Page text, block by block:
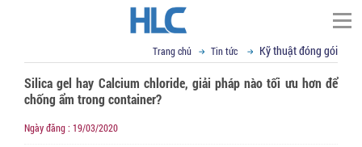
TÌM KIẾM
Trang chủ
Trang chủ Tin tức Kỹ thuật đóng gói
Silica gel hay Calcium chloride, giải pháp nào tối ưu hơn để
chống ẩm trong container?
Ngày đăng : 19/03/2020